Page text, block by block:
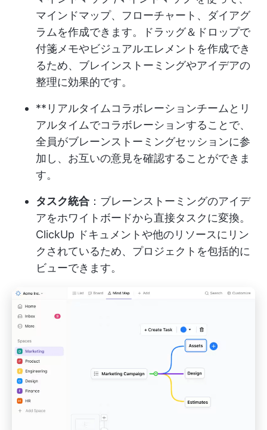
マインドマップ、フローチャート、ダイアグ
ラムを作成できます。ドラッグ＆ドロップで
付箋メモやビジュアルエレメントを作成でき
るため、ブレインストーミングやアイデアの
整理に効果的です。
**リアルタイムコラボレーションチームとリ
アルタイムでコラボレーションすることで、
全員がブレーンストーミングセッションに参
加し、お互いの意見を確認することができま
す。
タスク統合 ：ブレーンストーミングのアイデ
アをホワイトボードから直接タスクに変換。
ClickUp ドキュメントや他のリソースにリン
クされているため、プロジェクトを包括的に
ビューできます。